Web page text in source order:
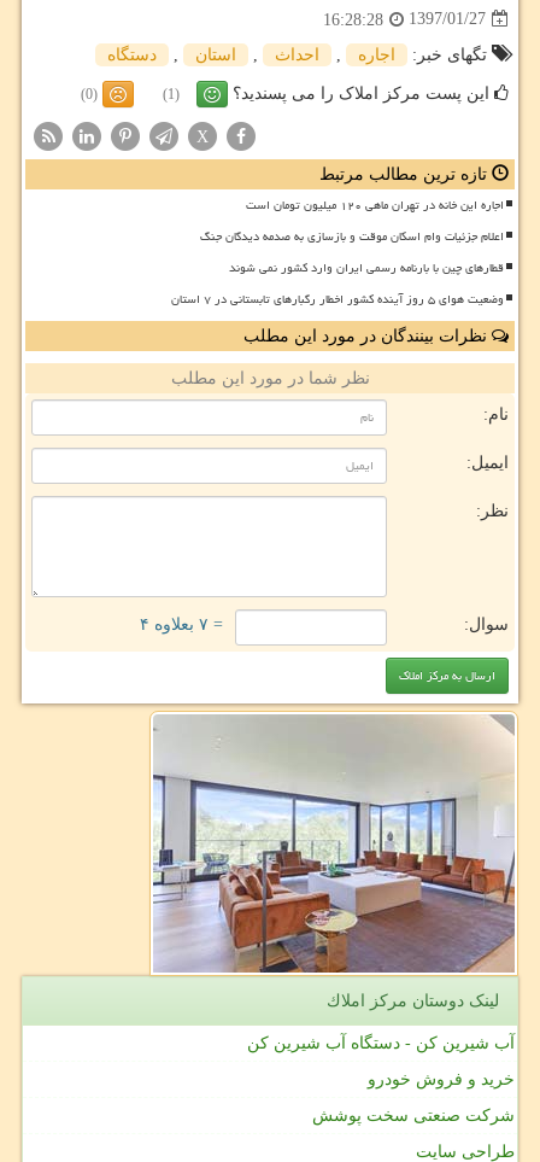
1397/01/27
16:28:28
تگهای خبر:
اجاره احداث استان دستگاه
این پست مرکز املاک را می پسندید؟ (1)
(0)
X
تازه ترین مطالب مرتبط
اجاره این خانه در تهران ماهی ۱۲۰ میلیون تومان است
اعلام جزئیات وام اسکان موقت و بازسازی به صدمه دیدگان جنگ
قطارهای چین با بارنامه رسمی ایران وارد کشور نمی شوند
وضعیت هوای ۵ روز آینده کشور اخطار رگبارهای تابستانی در ۷ استان
نظرات بینندگان در مورد این مطلب
نظر شما در مورد این مطلب
نام:
ایمیل:
نظر:
سوال: = ۷ بعلاوه ۴
لینک دوستان مركز املاك
آب شیرین کن - دستگاه آب شیرین کن
خرید و فروش خودرو
شرکت صنعتی سخت پوشش
طراحی سایت